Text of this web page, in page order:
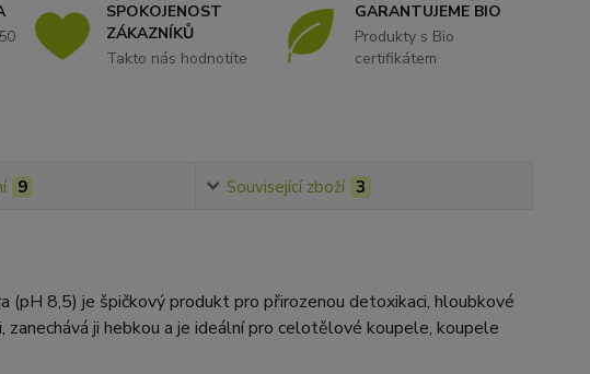
SPOKOJENOST
ZÁKAZNÍKŮ
Takto nás hodnotíte
GARANTUJEME BIO
Produkty s Bio
certifikátem
9 Související zboží 3
(pH 8,5) je špičkový produkt pro přirozenou detoxikaci, hloubkové
ji hebkou a je ideální pro celotělové koupele, koupele